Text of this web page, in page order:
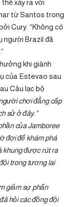
xảy ra với
từ Santos trong
Cury. “Không có
người Brazil đã
khi giành
của Estevao sau
Câu lạc bộ
chơi đẳng cấp
sử ở đây.”
của Jamboree
đợi để khám phá
khung được rút ra
trong tương lai
giảm sự phấn
hỏi các đồng đội